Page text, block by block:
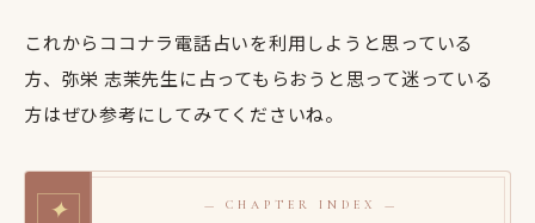
これからココナラ電話占いを利用しようと思っている
方、弥栄 志茉先生に占ってもらおうと思って迷っている
方はぜひ参考にしてみてくださいね。
✦ — CHAPTER INDEX —